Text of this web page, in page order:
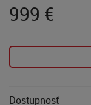
999 €
Dostupnosť